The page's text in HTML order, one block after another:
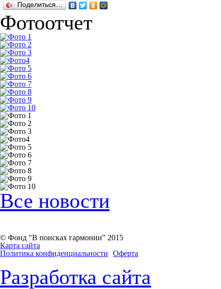
Поделиться…
Фотоотчет
Все новости
© Фонд "В поисках гармонии" 2015
Карта сайта
Политика конфиденциальности
Оферта
Разработка сайта